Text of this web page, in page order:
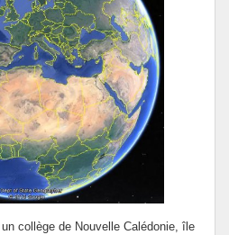
collège de Nouvelle Calédonie, île